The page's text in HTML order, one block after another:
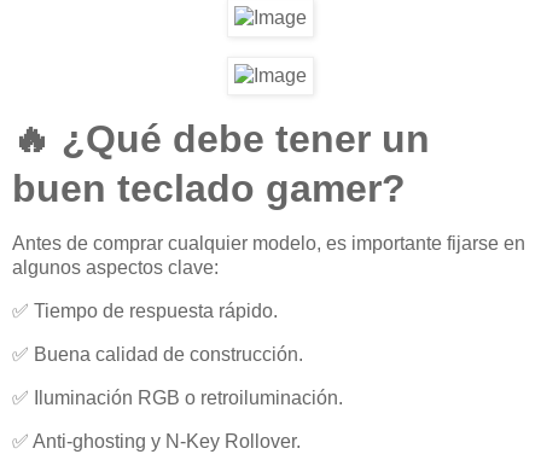
🔥 ¿Qué debe tener un
buen teclado gamer?
Antes de comprar cualquier modelo, es importante fijarse en
algunos aspectos clave:
✅ Tiempo de respuesta rápido.
✅ Buena calidad de construcción.
✅ Iluminación RGB o retroiluminación.
✅ Anti-ghosting y N-Key Rollover.